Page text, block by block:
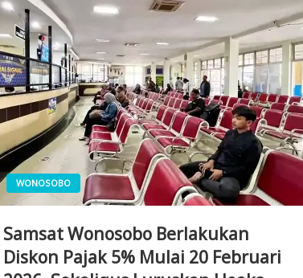
WONOSOBO
Samsat Wonosobo Berlakukan
Diskon Pajak 5% Mulai 20 Februari